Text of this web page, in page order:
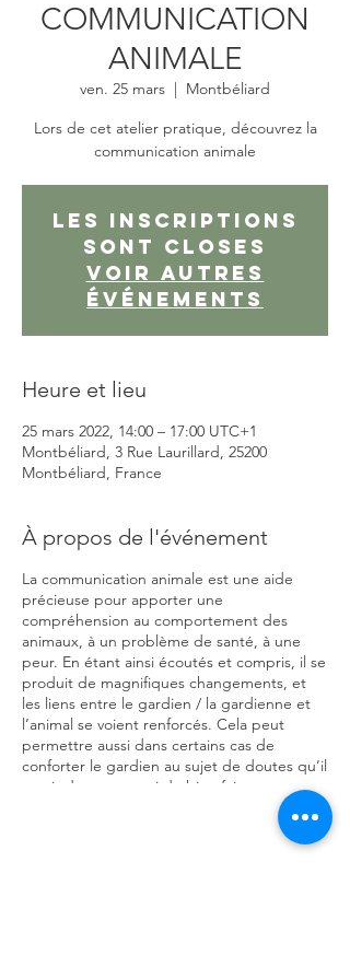
COMMUNICATION
ANIMALE
ven. 25 mars
  |
Montbéliard
Lors de cet atelier pratique, découvrez la
communication animale
Les inscriptions
sont closes
Voir autres
événements
Heure et lieu
25 mars 2022, 14:00 – 17:00 UTC+1
Montbéliard, 3 Rue Laurillard, 25200
Montbéliard, France
À propos de l'événement
La communication animale est une aide
précieuse pour apporter une
compréhension au comportement des
animaux, à un problème de santé, à une
peur. En étant ainsi écoutés et compris, il se
produit de magnifiques changements, et
les liens entre le gardien / la gardienne et
l’animal se voient renforcés. Cela peut
permettre aussi dans certains cas de
conforter le gardien au sujet de doutes qu’il
aurait dans un souci de bien faire pour
pratiques, vous apprendrez comment vous